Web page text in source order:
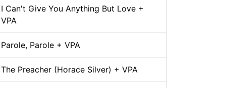
I Can't Give You Anything But Love +
VPA
Parole, Parole + VPA
The Preacher (Horace Silver) + VPA